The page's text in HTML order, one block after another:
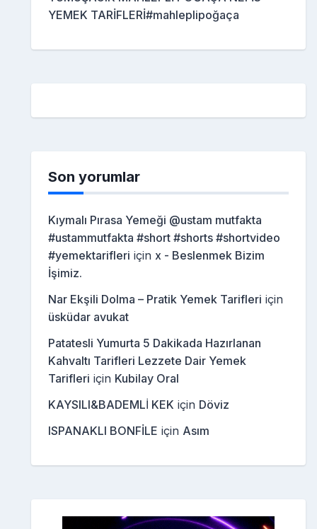
YEMEK TARİFLERİ#mahleplipoğaça
Son yorumlar
Kıymalı Pırasa Yemeği @ustam mutfakta
#ustammutfakta #short #shorts #shortvideo
#yemektarifleri için x - Beslenmek Bizim
İşimiz.
Nar Ekşili Dolma – Pratik Yemek Tarifleri için
üsküdar avukat
Patatesli Yumurta 5 Dakikada Hazırlanan
Kahvaltı Tarifleri Lezzete Dair Yemek
Tarifleri için Kubilay Oral
KAYSILI&BADEMLİ KEK için Döviz
ISPANAKLI BONFİLE için Asım